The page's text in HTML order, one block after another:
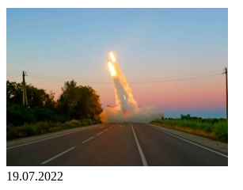
19.07.2022